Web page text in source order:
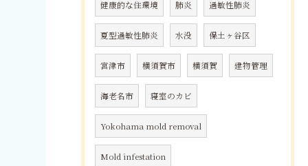
健康的な住環境 肺炎 過敏性肺炎
夏型過敏性肺炎 水没 保土ヶ谷区
宮津市 横須賀市 横須賀 建物管理
海老名市 寝室のカビ
Yokohama mold removal
Mold infestation